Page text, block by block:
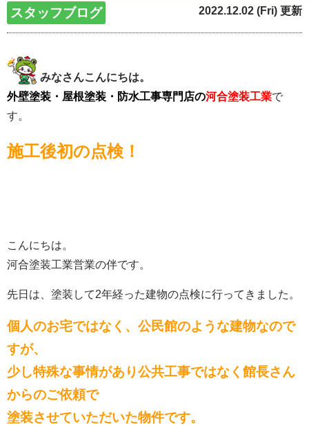
スタッフブログ 2022.12.02 (Fri) 更新
みなさんこんにちは。
外壁塗装・屋根塗装・防水工事専門店の河合塗装工業で
す。
施工後初の点検！
こんにちは。
河合塗装工業営業の伴です。
先日は、塗装して2年経った建物の点検に行ってきました。
個人のお宅ではなく、公民館のような建物なので
すが、
少し特殊な事情があり公共工事ではなく館長さん
からのご依頼で
塗装させていただいた物件です。